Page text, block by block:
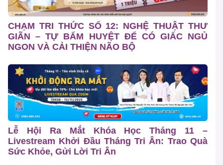
CHẠM TRI THỨC SỐ 12: NGHỆ THUẬT THƯ
GIÃN – TỰ BẤM HUYỆT ĐỂ CÓ GIẤC NGỦ
NGON VÀ CẢI THIỆN NÃO BỘ
Lễ Hội Ra Mắt Khóa Học Tháng 11 –
Livestream Khởi Đầu Tháng Tri Ân: Trao Quà
Sức Khỏe, Gửi Lời Tri Ân